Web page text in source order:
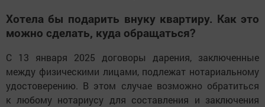
Хотела бы подарить внуку квартиру. Как это
можно сделать, куда обращаться?
С 13 января 2025 договоры дарения, заключенные
между физическими лицами, подлежат нотариальному
удостоверению. В этом случае возможно обратиться
к любому нотариусу для составления и заключения